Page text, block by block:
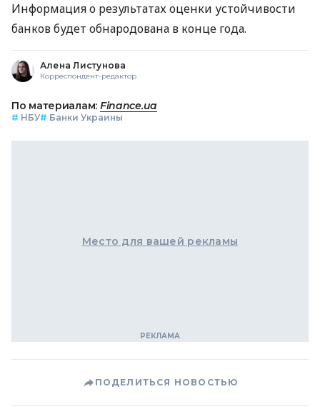
Информация о результатах оценки устойчивости
банков будет обнародована в конце года.
Алена Листунова
Корреспондент-редактор
По материалам: Finance.ua
# НБУ# Банки Украины
Место для вашей рекламы
ПОДЕЛИТЬСЯ НОВОСТЬЮ